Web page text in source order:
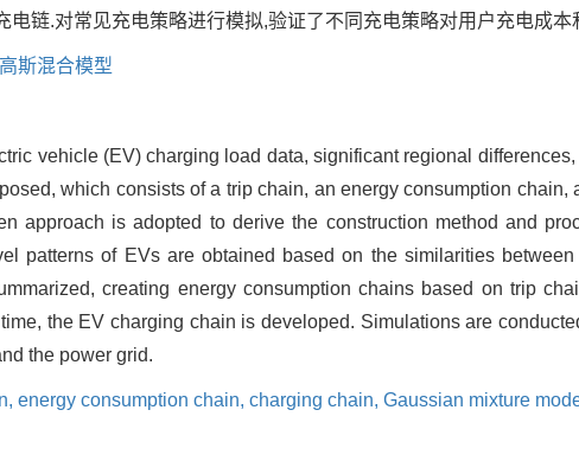
电链.对常见充电策略进行模拟,验证了不同充电策略对用户充电成本
高斯混合模型
vehicle (EV) charging load data, significant regional
which consists of a trip chain, an energy consumption chain,
approach is adopted to derive the construction method and
patterns of EVs are obtained based on the similarities
creating energy consumption chains based on trip
the EV charging chain is developed. Simulations are
the power grid.
energy consumption chain, charging chain, Gaussian mixture